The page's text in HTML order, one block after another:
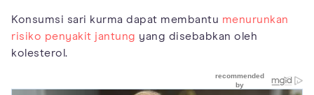
Konsumsi sari kurma dapat membantu menurunkan
risiko penyakit jantung yang disebabkan oleh
kolesterol.